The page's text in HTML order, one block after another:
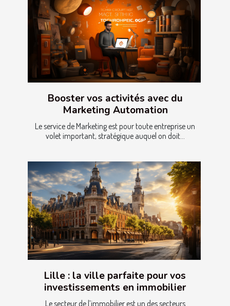
Booster vos activités avec du
Marketing Automation
Le service de Marketing est pour toute entreprise un
volet important, stratégique auquel on doit...
Lille : la ville parfaite pour vos
investissements en immobilier
Le secteur de l’immobilier est un des secteurs